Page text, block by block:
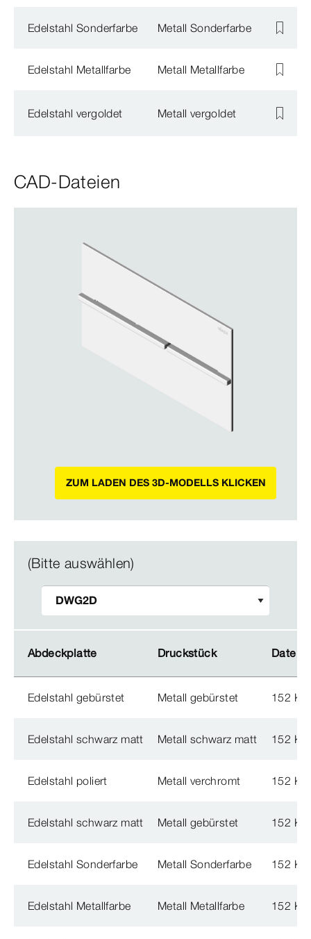
Edelstahl Sonderfarbe Metall Sonderfarbe
Edelstahl Metallfarbe Metall Metallfarbe
Edelstahl vergoldet Metall vergoldet
CAD-Dateien
ZUM LADEN DES 3D-MODELLS KLICKEN
(Bitte auswählen)
Abdeckplatte Druckstück
Abdeckplatte Druckstück
Edelstahl gebürstet Metall gebürstet 152 KB
Edelstahl schwarz matt Metall schwarz matt 152 KB
Edelstahl poliert Metall verchromt 152 KB
Edelstahl schwarz matt Metall gebürstet 152 KB
Edelstahl Sonderfarbe Metall Sonderfarbe 152 KB
Edelstahl Metallfarbe Metall Metallfarbe 152 KB